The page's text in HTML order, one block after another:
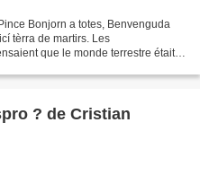
Bonjorn a totes, Benvenguda
tèrra de martirs. Les
que le monde terrestre était
? de Cristian